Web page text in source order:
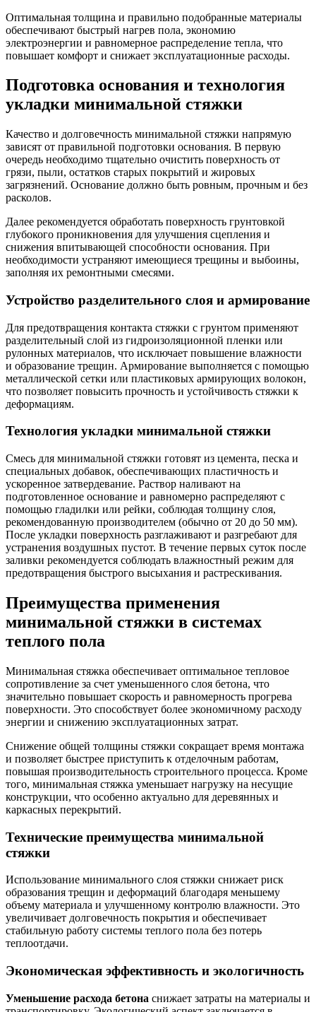
Оптимальная толщина и правильно подобранные материалы
обеспечивают быстрый нагрев пола, экономию
электроэнергии и равномерное распределение тепла, что
повышает комфорт и снижает эксплуатационные расходы.
Подготовка основания и технология
укладки минимальной стяжки
Качество и долговечность минимальной стяжки напрямую
зависят от правильной подготовки основания. В первую
очередь необходимо тщательно очистить поверхность от
грязи, пыли, остатков старых покрытий и жировых
загрязнений. Основание должно быть ровным, прочным и без
расколов.
Далее рекомендуется обработать поверхность грунтовкой
глубокого проникновения для улучшения сцепления и
снижения впитывающей способности основания. При
необходимости устраняют имеющиеся трещины и выбоины,
заполняя их ремонтными смесями.
Устройство разделительного слоя и армирование
Для предотвращения контакта стяжки с грунтом применяют
разделительный слой из гидроизоляционной пленки или
рулонных материалов, что исключает повышение влажности
и образование трещин. Армирование выполняется с помощью
металлической сетки или пластиковых армирующих волокон,
что позволяет повысить прочность и устойчивость стяжки к
деформациям.
Технология укладки минимальной стяжки
Смесь для минимальной стяжки готовят из цемента, песка и
специальных добавок, обеспечивающих пластичность и
ускоренное затвердевание. Раствор наливают на
подготовленное основание и равномерно распределяют с
помощью гладилки или рейки, соблюдая толщину слоя,
рекомендованную производителем (обычно от 20 до 50 мм).
После укладки поверхность разглаживают и разгребают для
устранения воздушных пустот. В течение первых суток после
заливки рекомендуется соблюдать влажностный режим для
предотвращения быстрого высыхания и растрескивания.
Преимущества применения
минимальной стяжки в системах
теплого пола
Минимальная стяжка обеспечивает оптимальное тепловое
сопротивление за счет уменьшенного слоя бетона, что
значительно повышает скорость и равномерность прогрева
поверхности. Это способствует более экономичному расходу
энергии и снижению эксплуатационных затрат.
Снижение общей толщины стяжки сокращает время монтажа
и позволяет быстрее приступить к отделочным работам,
повышая производительность строительного процесса. Кроме
того, минимальная стяжка уменьшает нагрузку на несущие
конструкции, что особенно актуально для деревянных и
каркасных перекрытий.
Технические преимущества минимальной
стяжки
Использование минимального слоя стяжки снижает риск
образования трещин и деформаций благодаря меньшему
объему материала и улучшенному контролю влажности. Это
увеличивает долговечность покрытия и обеспечивает
стабильную работу системы теплого пола без потерь
теплоотдачи.
Экономическая эффективность и экологичность
Уменьшение расхода бетона снижает затраты на материалы и